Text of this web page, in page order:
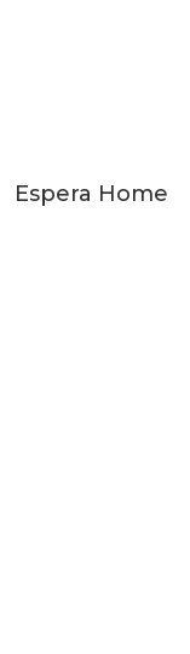
Espera Home